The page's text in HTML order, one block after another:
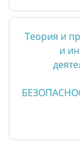
Теория и
и